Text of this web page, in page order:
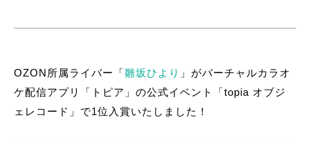
OZON所属ライバー「雛坂ひより 」がバーチャルカラオ
ケ配信アプリ「トピア」の公式イベント「topia オブジ
ェレコード」で1位入賞いたしました！